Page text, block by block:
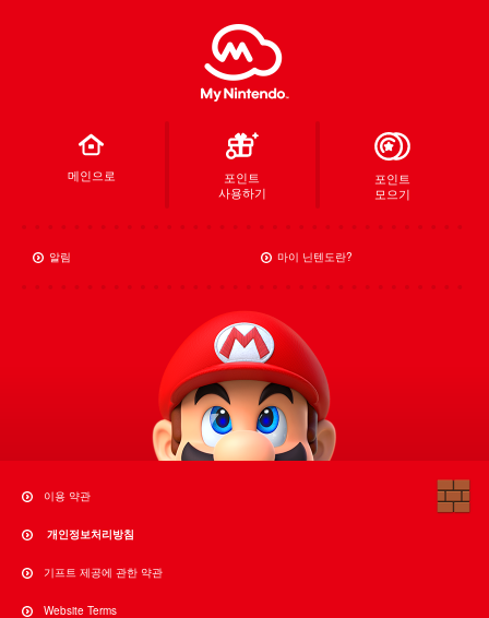
메인으로
포인트
사용하기
포인트
모으기
알림 마이 닌텐도란?
이용 약관
개인정보처리방침
기프트 제공에 관한 약관
Website Terms